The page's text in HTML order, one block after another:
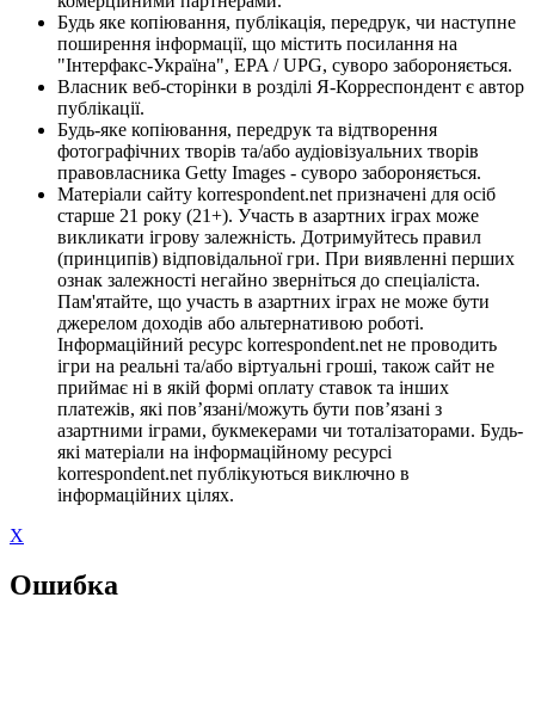
Будь яке копіювання, публікація, передрук, чи наступне
поширення інформації, що містить посилання на
"Інтерфакс-Україна", EPA / UPG, суворо забороняється.
Власник веб-сторінки в розділі Я-Корреспондент є автор
публікації.
Будь-яке копіювання, передрук та відтворення
фотографічних творів та/або аудіовізуальних творів
правовласника Getty Images - суворо забороняється.
Матеріали сайту korrespondent.net призначені для осіб
старше 21 року (21+). Участь в азартних іграх може
викликати ігрову залежність. Дотримуйтесь правил
(принципів) відповідальної гри. При виявленні перших
ознак залежності негайно зверніться до спеціаліста.
Пам'ятайте, що участь в азартних іграх не може бути
джерелом доходів або альтернативою роботі.
Інформаційний ресурс korrespondent.net не проводить
ігри на реальні та/або віртуальні гроші, також сайт не
приймає ні в якій формі оплату ставок та інших
платежів, які пов’язані/можуть бути пов’язані з
азартними іграми, букмекерами чи тоталізаторами. Будь-
які матеріали на інформаційному ресурсі
korrespondent.net публікуються виключно в
інформаційних цілях.
X
Ошибка